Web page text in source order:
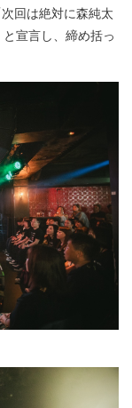
回は絶対に森純太
宣言し、締め括っ